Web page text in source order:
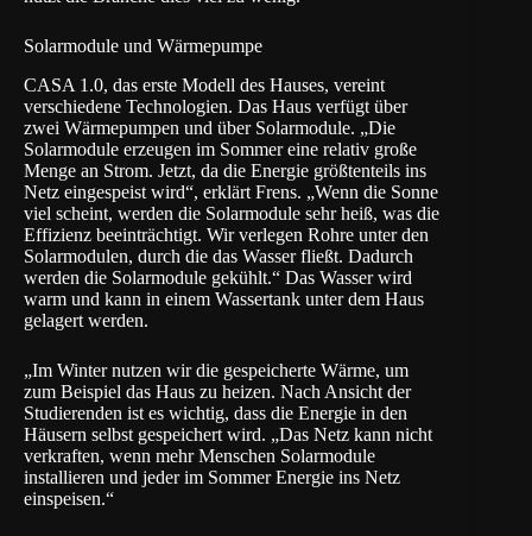
Solarmodule und Wärmepumpe
CASA 1.0, das erste Modell des Hauses, vereint
verschiedene Technologien. Das Haus verfügt über
zwei Wärmepumpen und über Solarmodule. „Die
Solarmodule erzeugen im Sommer eine relativ große
Menge an Strom. Jetzt, da die Energie größtenteils ins
Netz eingespeist wird“, erklärt Frens. „Wenn die Sonne
viel scheint, werden die Solarmodule sehr heiß, was die
Effizienz beeinträchtigt. Wir verlegen Rohre unter den
Solarmodulen, durch die das Wasser fließt. Dadurch
werden die Solarmodule gekühlt.“ Das Wasser wird
warm und kann in einem Wassertank unter dem Haus
gelagert werden.
„Im Winter nutzen wir die gespeicherte Wärme, um
zum Beispiel das Haus zu heizen. Nach Ansicht der
Studierenden ist es wichtig, dass die Energie in den
Häusern selbst gespeichert wird. „Das Netz kann nicht
verkraften, wenn mehr Menschen Solarmodule
installieren und jeder im Sommer Energie ins Netz
einspeisen.“